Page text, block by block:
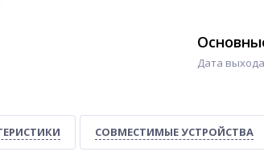
Дата
СОВМЕСТИМЫЕ УСТРОЙСТВА